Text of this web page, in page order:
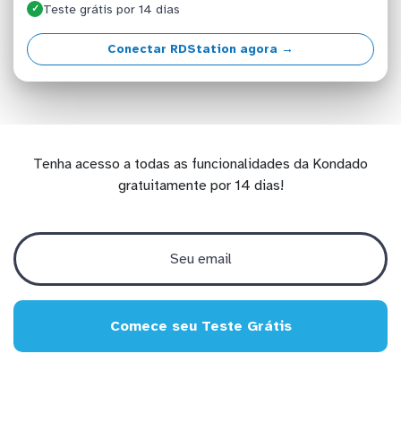
✓ Teste grátis por 14 dias
Conectar RDStation agora →
Tenha acesso a todas as funcionalidades da Kondado
gratuitamente por 14 dias!
Comece seu Teste Grátis